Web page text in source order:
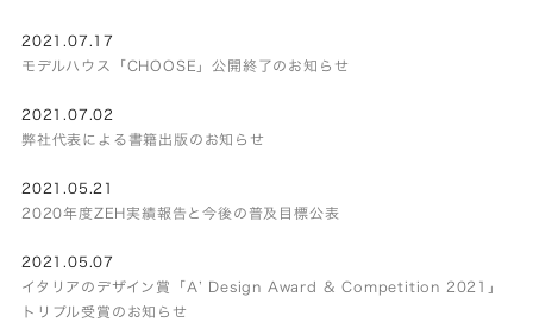
2021.07.17
モデルハウス「CHOOSE」公開終了のお知らせ
2021.07.02
弊社代表による書籍出版のお知らせ
2021.05.21
2020年度ZEH実績報告と今後の普及目標公表
2021.05.07
イタリアのデザイン賞「A’ Design Award & Competition 2021」
トリプル受賞のお知らせ